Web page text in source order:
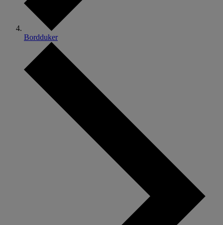
Bordduker